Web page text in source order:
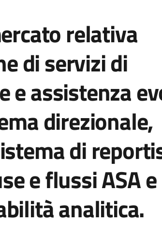
relativa
di servizi di
e assistenza
direzionale,
di
e flussi ASA e
analitica.